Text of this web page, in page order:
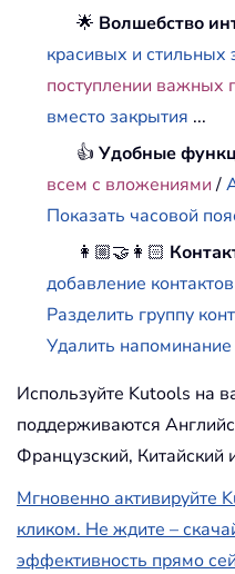
🌟 Волшебство
красивых и стильных
поступлении важных
вместо закрытия ...
👍Удобные
всем с вложениями /
Показать часовой
👩🏼‍🤝‍👩🏻
добавление
Разделить группу
Удалить
Используйте Kutools на
поддерживаются
Французский, Китайский
Мгновенно активируйте
кликом. Не ждите –
эффективность прямо